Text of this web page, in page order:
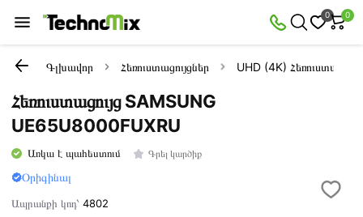
0 0
Գլխավոր Հեռուստացույցներ UHD (4K)
Հեռուստացույց SAMSUNG
UE65U8000FUXRU
Առկա է պահեստում Գրել կարծիք
Օրիգինալ
Ապրանքի կոդ՝4802